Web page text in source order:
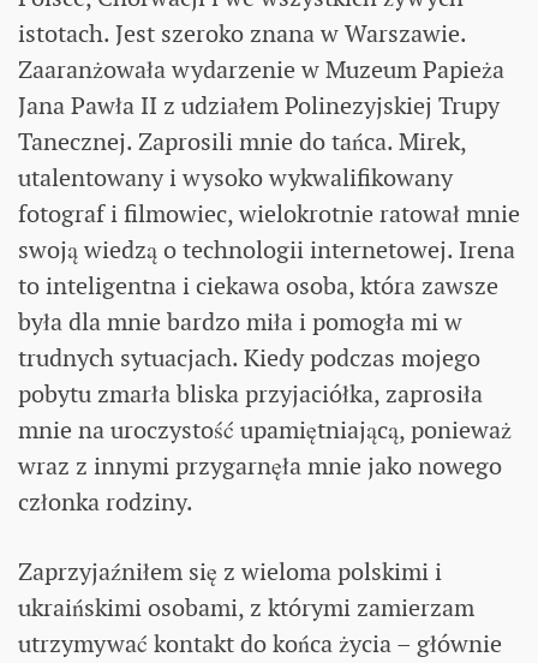
istotach. Jest szeroko znana w Warszawie.
Zaaranżowała wydarzenie w Muzeum Papieża
Jana Pawła II z udziałem Polinezyjskiej Trupy
Tanecznej. Zaprosili mnie do tańca. Mirek,
utalentowany i wysoko wykwalifikowany
fotograf i filmowiec, wielokrotnie ratował mnie
swoją wiedzą o technologii internetowej. Irena
to inteligentna i ciekawa osoba, która zawsze
była dla mnie bardzo miła i pomogła mi w
trudnych sytuacjach. Kiedy podczas mojego
pobytu zmarła bliska przyjaciółka, zaprosiła
mnie na uroczystość upamiętniającą, ponieważ
wraz z innymi przygarnęła mnie jako nowego
członka rodziny.
Zaprzyjaźniłem się z wieloma polskimi i
ukraińskimi osobami, z którymi zamierzam
utrzymywać kontakt do końca życia – głównie